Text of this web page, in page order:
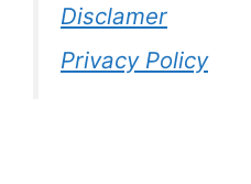
Disclamer
Privacy Policy